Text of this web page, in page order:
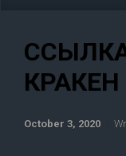
October 3, 2020